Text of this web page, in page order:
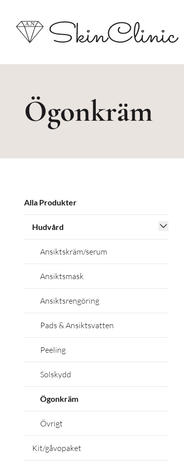
Ögonkräm
Alla Produkter
Hudvård
Ansiktskräm/serum
Ansiktsmask
Ansiktsrengöring
Pads & Ansiktsvatten
Peeling
Solskydd
Ögonkräm
Övrigt
Kit/gåvopaket